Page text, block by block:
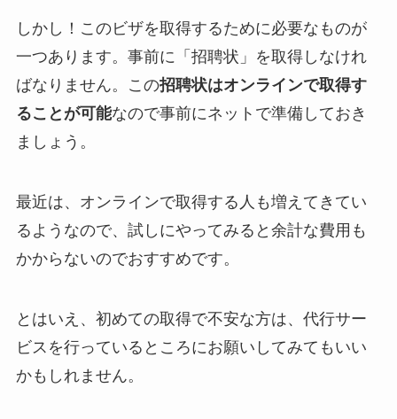
しかし！このビザを取得するために必要なものが
一つあります。事前に「招聘状」を取得しなけれ
ばなりません。この招聘状はオンラインで取得す
ることが可能なので事前にネットで準備しておき
ましょう。
最近は、オンラインで取得する人も増えてきてい
るようなので、試しにやってみると余計な費用も
かからないのでおすすめです。
とはいえ、初めての取得で不安な方は、代行サー
ビスを行っているところにお願いしてみてもいい
かもしれません。